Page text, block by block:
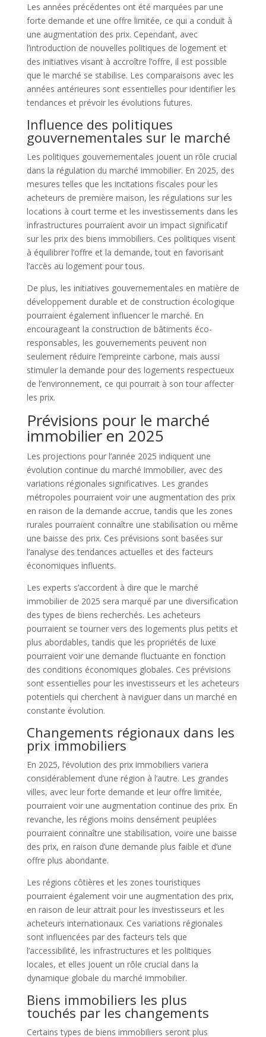
Les années précédentes ont été marquées par une
forte demande et une offre limitée, ce qui a conduit à
une augmentation des prix. Cependant, avec
l’introduction de nouvelles politiques de logement et
des initiatives visant à accroître l’offre, il est possible
que le marché se stabilise. Les comparaisons avec les
années antérieures sont essentielles pour identifier les
tendances et prévoir les évolutions futures.
Influence des politiques
gouvernementales sur le marché
Les politiques gouvernementales jouent un rôle crucial
dans la régulation du marché immobilier. En 2025, des
mesures telles que les incitations fiscales pour les
acheteurs de première maison, les régulations sur les
locations à court terme et les investissements dans les
infrastructures pourraient avoir un impact significatif
sur les prix des biens immobiliers. Ces politiques visent
à équilibrer l’offre et la demande, tout en favorisant
l’accès au logement pour tous.
De plus, les initiatives gouvernementales en matière de
développement durable et de construction écologique
pourraient également influencer le marché. En
encourageant la construction de bâtiments éco-
responsables, les gouvernements peuvent non
seulement réduire l’empreinte carbone, mais aussi
stimuler la demande pour des logements respectueux
de l’environnement, ce qui pourrait à son tour affecter
les prix.
Prévisions pour le marché
immobilier en 2025
Les projections pour l’année 2025 indiquent une
évolution continue du marché immobilier, avec des
variations régionales significatives. Les grandes
métropoles pourraient voir une augmentation des prix
en raison de la demande accrue, tandis que les zones
rurales pourraient connaître une stabilisation ou même
une baisse des prix. Ces prévisions sont basées sur
l’analyse des tendances actuelles et des facteurs
économiques influents.
Les experts s’accordent à dire que le marché
immobilier de 2025 sera marqué par une diversification
des types de biens recherchés. Les acheteurs
pourraient se tourner vers des logements plus petits et
plus abordables, tandis que les propriétés de luxe
pourraient voir une demande fluctuante en fonction
des conditions économiques globales. Ces prévisions
sont essentielles pour les investisseurs et les acheteurs
potentiels qui cherchent à naviguer dans un marché en
constante évolution.
Changements régionaux dans les
prix immobiliers
En 2025, l’évolution des prix immobiliers variera
considérablement d’une région à l’autre. Les grandes
villes, avec leur forte demande et leur offre limitée,
pourraient voir une augmentation continue des prix. En
revanche, les régions moins densément peuplées
pourraient connaître une stabilisation, voire une baisse
des prix, en raison d’une demande plus faible et d’une
offre plus abondante.
Les régions côtières et les zones touristiques
pourraient également voir une augmentation des prix,
en raison de leur attrait pour les investisseurs et les
acheteurs internationaux. Ces variations régionales
sont influencées par des facteurs tels que
l’accessibilité, les infrastructures et les politiques
locales, et elles jouent un rôle crucial dans la
dynamique globale du marché immobilier.
Biens immobiliers les plus
touchés par les changements
Certains types de biens immobiliers seront plus